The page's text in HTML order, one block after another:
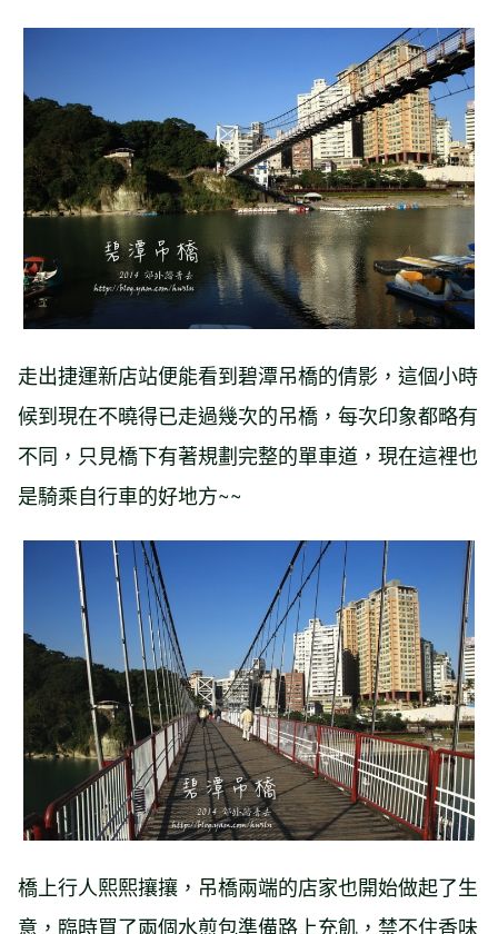
走出捷運新店站便能看到碧潭吊橋的倩影，這個小時
候到現在不曉得已走過幾次的吊橋，每次印象都略有
不同，只見橋下有著規劃完整的單車道，現在這裡也
是騎乘自行車的好地方~~
橋上行人熙熙攘攘，吊橋兩端的店家也開始做起了生
意，臨時買了兩個水煎包準備路上充飢，禁不住香味